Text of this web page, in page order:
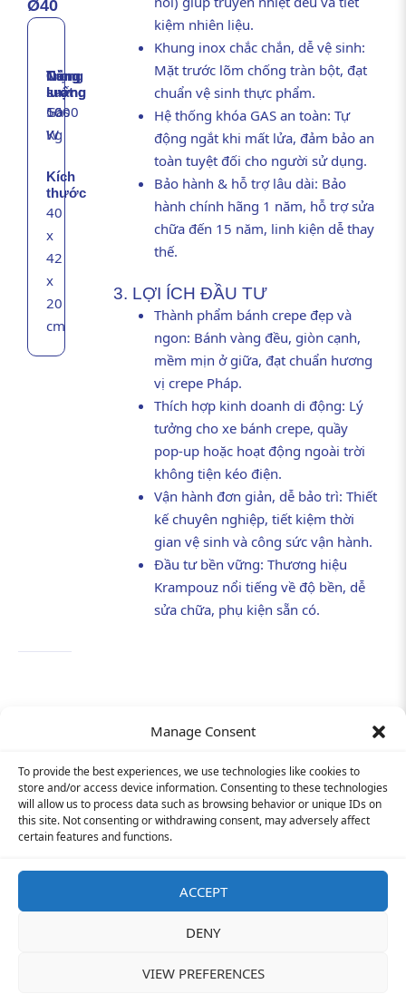
Manage Consent
To provide the best experiences, we use technologies like cookies to
store and/or access device information. Consenting to these technologies
will allow us to process data such as browsing behavior or unique IDs on
this site. Not consenting or withdrawing consent, may adversely affect
certain features and functions.
ACCEPT
DENY
VIEW PREFERENCES
Ø40
Năng
lượng
Gas
Công
suất
5000
W
Trọng
lượng
16
Kg
Kích
thước
40
x
42
x
20
cm
kiệm nhiên liệu.
Khung inox chắc chắn, dễ vệ sinh:
Mặt trước lõm chống tràn bột, đạt
chuẩn vệ sinh thực phẩm.
Hệ thống khóa GAS an toàn: Tự
động ngắt khi mất lửa, đảm bảo an
toàn tuyệt đối cho người sử dụng.
Bảo hành & hỗ trợ lâu dài: Bảo
hành chính hãng 1 năm, hỗ trợ sửa
chữa đến 15 năm, linh kiện dễ thay
thế.
3. LỢI ÍCH ĐẦU TƯ
Thành phẩm bánh crepe đẹp và
ngon: Bánh vàng đều, giòn cạnh,
mềm mịn ở giữa, đạt chuẩn hương
vị crepe Pháp.
Thích hợp kinh doanh di động: Lý
tưởng cho xe bánh crepe, quầy
pop-up hoặc hoạt động ngoài trời
không tiện kéo điện.
Vận hành đơn giản, dễ bảo trì: Thiết
kế chuyên nghiệp, tiết kiệm thời
gian vệ sinh và công sức vận hành.
Đầu tư bền vững: Thương hiệu
Krampouz nổi tiếng về độ bền, dễ
sửa chữa, phụ kiện sẵn có.
Hỗ trợ khách hàng:
090 1199 076
E-mail:
info@tim-corp.com.vn
Giấy phép kinh doanh số:
0315719359
INFORMATION
Cơ hội việc làm
Chính sách bảo mật
F
c
o
Y
o
u
u
e
I
s
r
© 2021-2023 All rights reserved